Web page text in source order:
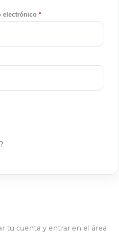
electrónico *
tu cuenta y entrar en el área